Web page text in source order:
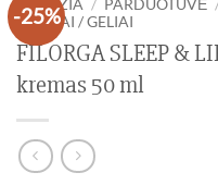
-25%
PRADŽIA / PARDUOTUVĖ
KREMAI / GELIAI
FILORGA SLEEP &
kremas 50 ml